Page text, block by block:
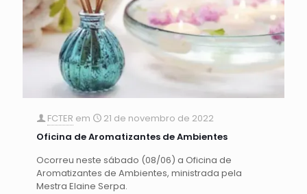
FCTER em
21 de novembro de 2022
Oficina de Aromatizantes de Ambientes
Ocorreu neste sábado (08/06) a Oficina de
Aromatizantes de Ambientes, ministrada pela
Mestra Elaine Serpa.